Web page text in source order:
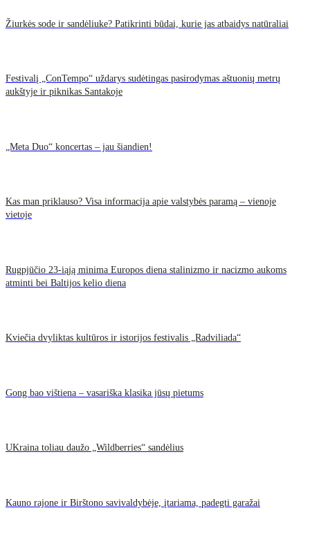
Žiurkės sode ir sandėliuke? Patikrinti būdai, kurie jas atbaidys natūraliai
Festivalį „ConTempo“ uždarys sudėtingas pasirodymas aštuonių metrų
aukštyje ir piknikas Santakoje
„Meta Duo“ koncertas – jau šiandien!
Kas man priklauso? Visa informacija apie valstybės paramą – vienoje
vietoje
Rugpjūčio 23-iąją minima Europos diena stalinizmo ir nacizmo aukoms
atminti bei Baltijos kelio diena
Kviečia dvyliktas kultūros ir istorijos festivalis „Radviliada“
Gong bao vištiena – vasariška klasika jūsų pietums
UKraina toliau daužo „Wildberries“ sandėlius
Kauno rajone ir Birštono savivaldybėje, įtariama, padegti garažai